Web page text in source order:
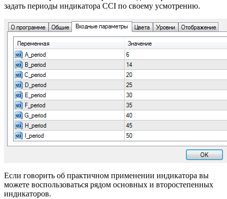
задать периоды индикатора CCI по своему усмотрению.
Если говорить об практичном применении индикатора вы
можете воспользоваться рядом основных и второстепенных
индикаторов.